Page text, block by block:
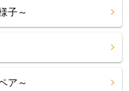
子～
ア～